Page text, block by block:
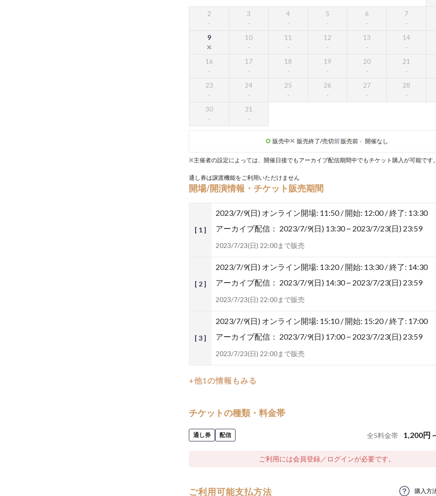
2 3 4 5 6 7
9 10 11 12 13 14
16 17 18 19 20 21
23 24 25 26 27 28
30 31
販売中 販売終了/売切前販売前 - 開催なし
※主催者の設定によっては、開催日後でもアーカイブ配信期間中でもチケット購入が可能です。
通し券は譲渡機能をご利用いただけません
開場/開演情報・チケット販売期間
[ 1 ]
2023/7/9(日) オンライン開場: 11:50 / 開始: 12:00 / 終了: 13:30
アーカイブ配信： 2023/7/9(日) 13:30 ~ 2023/7/23(日) 23:59
2023/7/23(日) 22:00まで販売
[ 2 ]
2023/7/9(日) オンライン開場: 13:20 / 開始: 13:30 / 終了: 14:30
アーカイブ配信： 2023/7/9(日) 14:30 ~ 2023/7/23(日) 23:59
2023/7/23(日) 22:00まで販売
[ 3 ]
2023/7/9(日) オンライン開場: 15:10 / 開始: 15:20 / 終了: 17:00
アーカイブ配信： 2023/7/9(日) 17:00 ~ 2023/7/23(日) 23:59
2023/7/23(日) 22:00まで販売
+他1の情報もみる
チケットの種類・料金帯
通し券 配信 全5料金帯 1,200円 ~
ご利用には会員登録／ログインが必要です。
ご利用可能支払方法 購入方